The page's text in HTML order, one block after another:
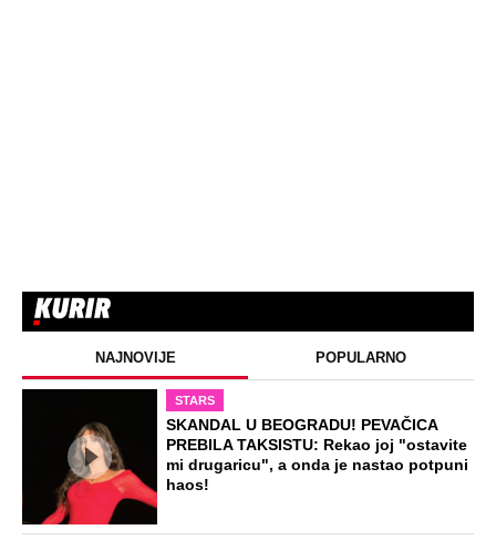
(Foto)
Meteorolog Ristić otkrio do kada će
trajati toplotni talas
Preporučeno